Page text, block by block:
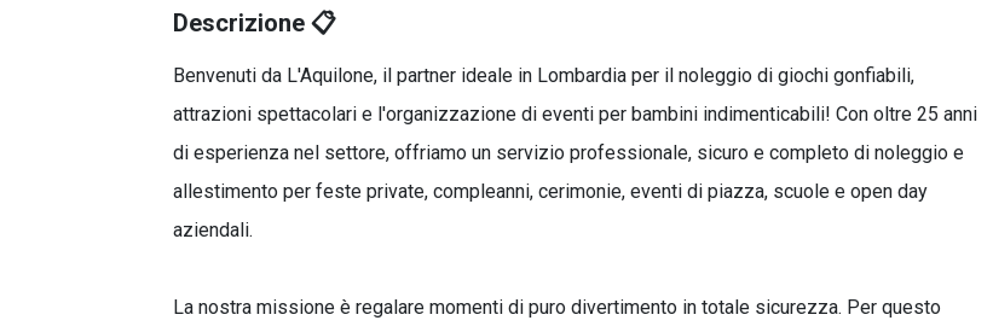
Descrizione 📋
Benvenuti da L'Aquilone, il partner ideale in Lombardia per il noleggio di giochi gonfiabili,
attrazioni spettacolari e l'organizzazione di eventi per bambini indimenticabili! Con oltre 25 anni
di esperienza nel settore, offriamo un servizio professionale, sicuro e completo di noleggio e
allestimento per feste private, compleanni, cerimonie, eventi di piazza, scuole e open day
aziendali.
La nostra missione è regalare momenti di puro divertimento in totale sicurezza. Per questo